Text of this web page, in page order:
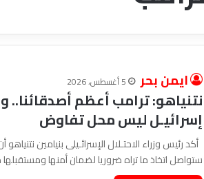
ايمن بحر 5 أغسطس، 2026
نتنياهو: ترامب أعظم أصدقائنا..
إسرائيـل ليس محل تفاوض
أكد رئيس وزراء الاحتـلال الإسرائـيلى بنيامين نتنياهو
ستواصل اتخاذ ما تراه ضروريا لضمان أمنها